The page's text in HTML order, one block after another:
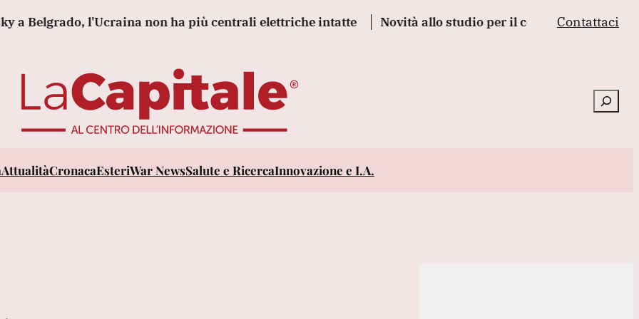
l'Ucraina non ha più centrali elettriche intatte Novità allo studio per il codice strada, da bici a
Contattaci
Cerca
AttualitàCronacaEsteriWar NewsSalute e RicercaInnovazione e I.A.